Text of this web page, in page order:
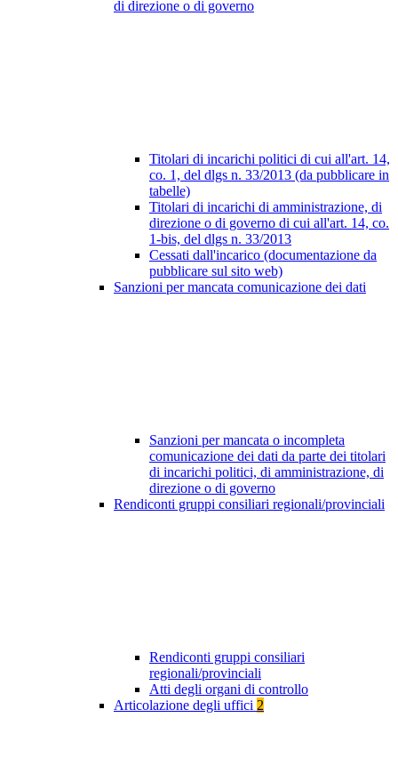
di direzione o di governo
Titolari di incarichi politici di cui all'art. 14,
co. 1, del dlgs n. 33/2013 (da pubblicare in
tabelle)
Titolari di incarichi di amministrazione, di
direzione o di governo di cui all'art. 14, co.
1-bis, del dlgs n. 33/2013
Cessati dall'incarico (documentazione da
pubblicare sul sito web)
Sanzioni per mancata comunicazione dei dati
Sanzioni per mancata o incompleta
comunicazione dei dati da parte dei titolari
di incarichi politici, di amministrazione, di
direzione o di governo
Rendiconti gruppi consiliari regionali/provinciali
Rendiconti gruppi consiliari
regionali/provinciali
Atti degli organi di controllo
Articolazione degli uffici 2